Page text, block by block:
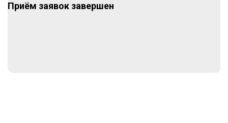
Приём заявок завершен